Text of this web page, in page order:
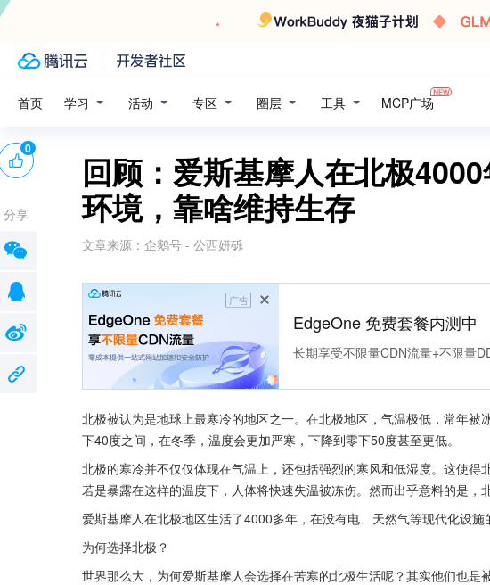
首页 学习 活动 专区 圈层 工具 MCP广场
回顾：爱斯基摩人在北极
环境，靠啥维持生存
文章来源： 企鹅号 - 公西妍砾
广告
EdgeOne 免费套餐内测中
长期享受不限量CDN流量+不限量
北极被认为是地球上最寒冷的地区之一。在北极地区，气温极低，常年
下40度之间，在冬季，温度会更加严寒，下降到零下50度甚至更低。
北极的寒冷并不仅仅体现在气温上，还包括强烈的寒风和低湿度。这使得
若是暴露在这样的温度下，人体将快速失温被冻伤。然而出乎意料的是，
爱斯基摩人在北极地区生活了4000多年，在没有电、天然气等现代化设
为何选择北极？
世界那么大，为何爱斯基摩人会选择在苦寒的北极生活呢？其实他们也是
0
分享